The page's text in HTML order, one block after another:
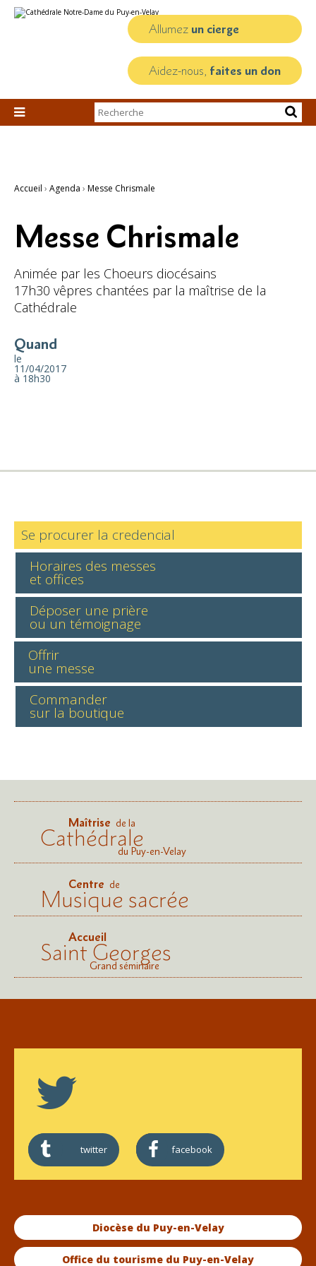
au
personnels
Allumez un cierge
Aidez-nous, faites un don

Chercher par
Recherche
Accueil › Agenda › Messe Chrismale
Messe Chrismale
Animée par les Choeurs diocésains
17h30 vêpres chantées par la maîtrise de la
Cathédrale
Quand
le
11/04/2017
à 18h30
Se procurer la credencial
Horaires des messes
et offices
Déposer une prière
ou un témoignage
Offrir
une messe
Commander
sur la boutique
Maîtrise de la
Cathédraledu Puy-en-Velay
Centre de
Musique sacrée
Accueil
Saint Georges
Grand séminaire
twitter facebook
Diocèse du Puy-en-Velay
Office du tourisme du Puy-en-Velay